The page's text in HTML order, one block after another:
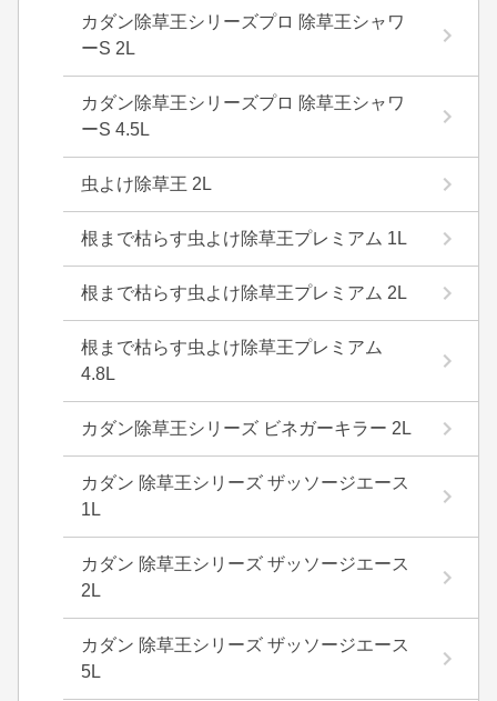
カダン除草王シリーズプロ 除草王シャワ
ーS 2L
カダン除草王シリーズプロ 除草王シャワ
ーS 4.5L
虫よけ除草王 2L
根まで枯らす虫よけ除草王プレミアム 1L
根まで枯らす虫よけ除草王プレミアム 2L
根まで枯らす虫よけ除草王プレミアム
4.8L
カダン除草王シリーズ ビネガーキラー 2L
カダン 除草王シリーズ ザッソージエース
1L
カダン 除草王シリーズ ザッソージエース
2L
カダン 除草王シリーズ ザッソージエース
5L